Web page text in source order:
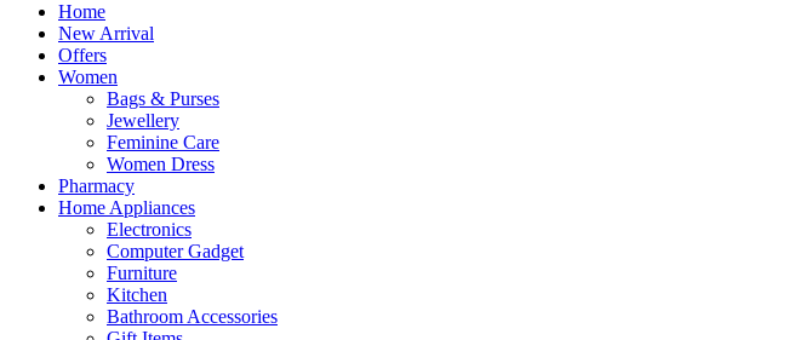
Home
New Arrival
Offers
Women
Bags & Purses
Jewellery
Feminine Care
Women Dress
Pharmacy
Home Appliances
Electronics
Computer Gadget
Furniture
Kitchen
Bathroom Accessories